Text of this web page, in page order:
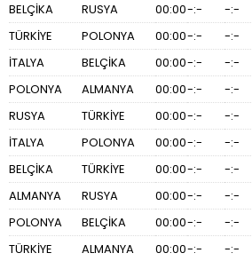
BELÇİKA
RUSYA 00:00-:- -:-
TÜRKİYE
POLONYA 00:00-:- -:-
İTALYA
BELÇİKA 00:00-:- -:-
POLONYA
ALMANYA 00:00-:- -:-
RUSYA
TÜRKİYE 00:00-:- -:-
İTALYA
POLONYA 00:00-:- -:-
BELÇİKA
TÜRKİYE 00:00-:- -:-
ALMANYA
RUSYA 00:00-:- -:-
POLONYA
BELÇİKA 00:00-:- -:-
TÜRKİYE
ALMANYA 00:00-:- -:-